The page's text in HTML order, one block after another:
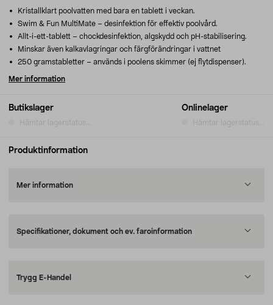
Butikslager
Hämtar lagerstatus...
Onlinelager
Hämtar lagerstatus...
Kristallklart poolvatten med bara en tablett i veckan.
Swim & Fun MultiMate – desinfektion för effektiv poolvård.
Allt-i-ett-tablett – chockdesinfektion, algskydd och pH-stabilisering.
Minskar även kalkavlagringar och färgförändringar i vattnet
250 gramstabletter – används i poolens skimmer (ej flytdispenser).
Mer information
Produktinformation
Mer information
Specifikationer, dokument och ev. faroinformation
Trygg E-Handel